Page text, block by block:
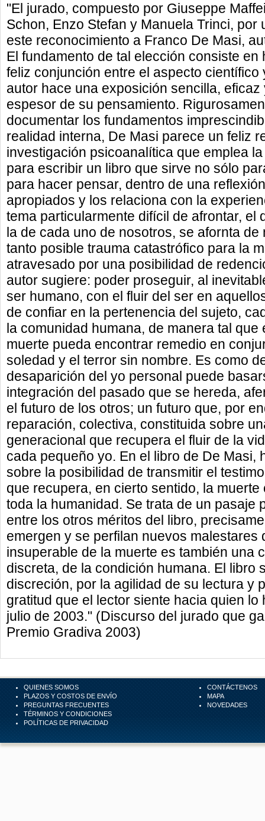
"El jurado, compuesto por Giuseppe
Schon, Enzo Stefan y Manuela Trinci,
este reconocimiento a Franco De Masi,
El fundamento de tal elección consiste
feliz conjunción entre el aspecto científico
autor hace una exposición sencilla,
espesor de su pensamiento.
documentar los fundamentos
realidad interna, De Masi parece un feliz
investigación psicoanalítica que emplea
para escribir un libro que sirve no sólo
para hacer pensar, dentro de una
apropiados y los relaciona con la
tema particularmente difícil de afrontar, el
la de cada uno de nosotros, se afornta
tanto posible trauma catastrófico para la
atravesado por una posibilidad de
autor sugiere: poder proseguir, al
ser humano, con el fluir del ser en
de confiar en la pertenencia del sujeto,
la comunidad humana, de manera tal que
muerte pueda encontrar remedio en
soledad y el terror sin nombre. Es como
desaparición del yo personal puede
integración del pasado que se hereda,
el futuro de los otros; un futuro que, por
reparación, colectiva, constituida sobre
generacional que recupera el fluir de la
cada pequeño yo. En el libro de De Masi,
sobre la posibilidad de transmitir el
que recupera, en cierto sentido, la
toda la humanidad. Se trata de un pasaje
entre los otros méritos del libro,
emergen y se perfilan nuevos malestares
insuperable de la muerte es también una
discreta, de la condición humana. El libro
discreción, por la agilidad de su lectura y
gratitud que el lector siente hacia quien
julio de 2003." (Discurso del jurado que
Premio Gradiva 2003)
QUIENES SOMOS
PLAZOS Y COSTOS DE ENVÍO
PREGUNTAS FRECUENTES
TÉRMINOS Y CONDICIONES
POLÍTICAS DE PRIVACIDAD
CONTÁCTENOS
MAPA
NOVEDADES